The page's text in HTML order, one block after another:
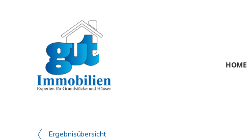
HOME
Ergebnisübersicht